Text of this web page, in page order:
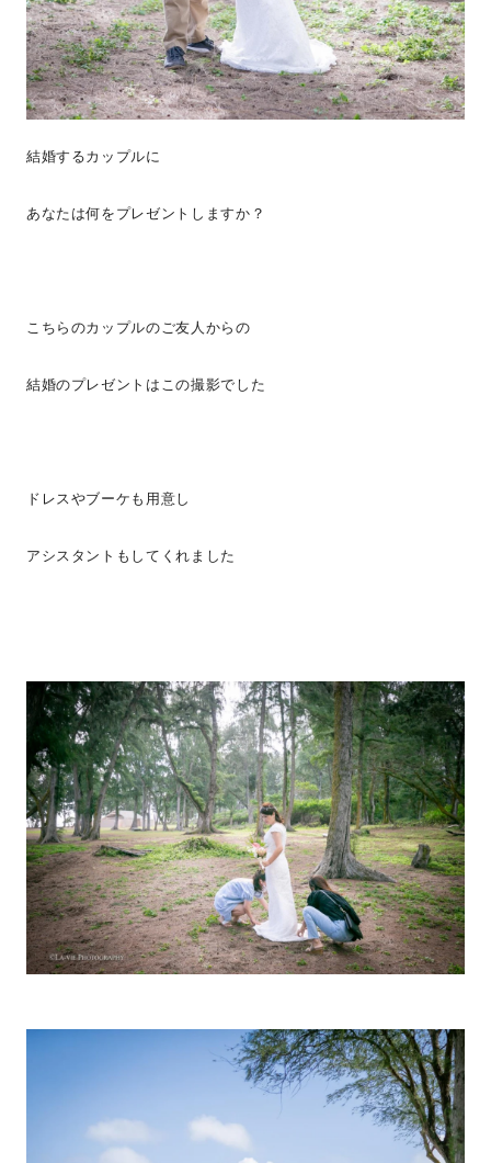
結婚するカップルに
あなたは何をプレゼントしますか？
こちらのカップルのご友人からの
結婚のプレゼントはこの撮影でした
ドレスやブーケも用意し
アシスタントもしてくれました